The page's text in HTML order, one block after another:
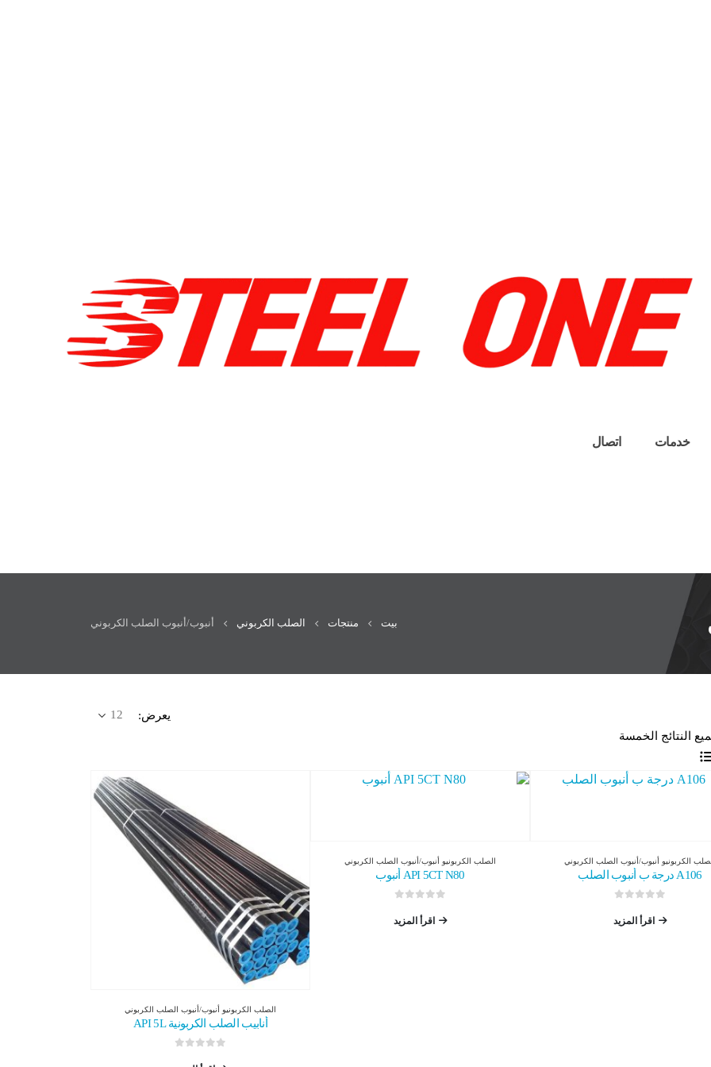
خدمات اتصال
بيت منتجات الصلب الكربوني أنبوب/أنبوب الصلب الكربوني
يعرض:
النتائج الخمسة
الكربونيو أنبوب/أنبوب الصلب الكربوني
A106 درجة ب أنبوب الصلب
اقرأ المزيد
الصلب الكربونيو أنبوب/أنبوب الصلب الكربوني
API 5CT N80 أنبوب
اقرأ المزيد
الصلب الكربونيو أنبوب/أنبوب الصلب الكربوني
أنابيب الصلب الكربونية API 5L